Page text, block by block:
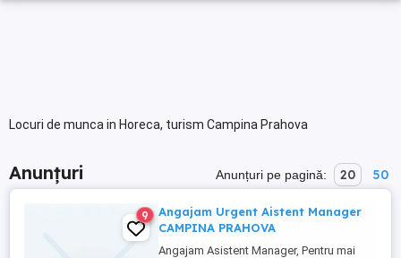
Locuri de munca in Horeca, turism Campina Prahova
Anunțuri Anunțuri pe pagină: 20 50
9
Angajam Urgent Aistent Manager
CAMPINA PRAHOVA
Angajam Asistent Manager, Pentru mai